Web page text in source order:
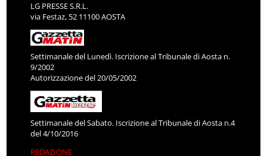
LG PRESSE S.R.L.
via Festaz, 52 11100 AOSTA
Settimanale del Lunedì. Iscrizione al Tribunale di Aosta n.
9/2002
Autorizzazione del 20/05/2002
Settimanale del Sabato. Iscrizione al Tribunale di Aosta n.4
del 4/10/2016
REDAZIONE